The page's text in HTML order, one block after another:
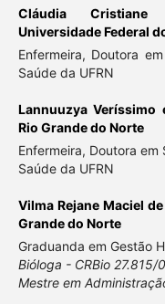
Cláudia Cristiane
Universidade Federal
Enfermeira, Doutora
Saúde da UFRN
Lannuuzya
Rio Grande do Norte
Enfermeira, Doutora
Saúde da UFRN
Vilma Rejane Maciel
Grande do Norte
Graduanda em Gestão
Bióloga - CRBio 27.815/
Mestre em